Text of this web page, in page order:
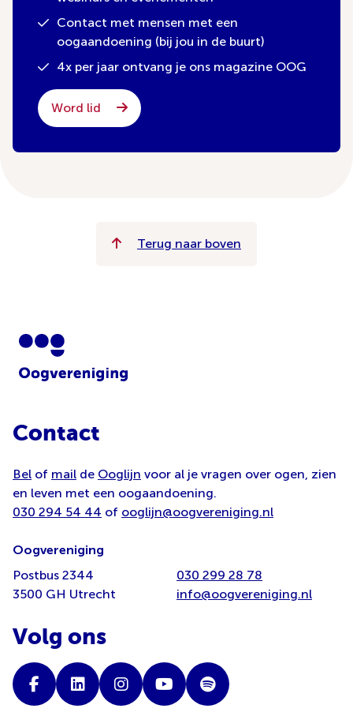
Contact met mensen met een
oogaandoening (bij jou in de buurt)
4x per jaar ontvang je ons magazine OOG
Word lid
Terug naar boven
Contact
Bel of mail de Ooglijn voor al je vragen over ogen, zien
en leven met een oogaandoening.
030 294 54 44 of ooglijn@oogvereniging.nl
Oogvereniging
Postbus 2344
3500 GH Utrecht
030 299 28 78
info@oogvereniging.nl
Volg ons